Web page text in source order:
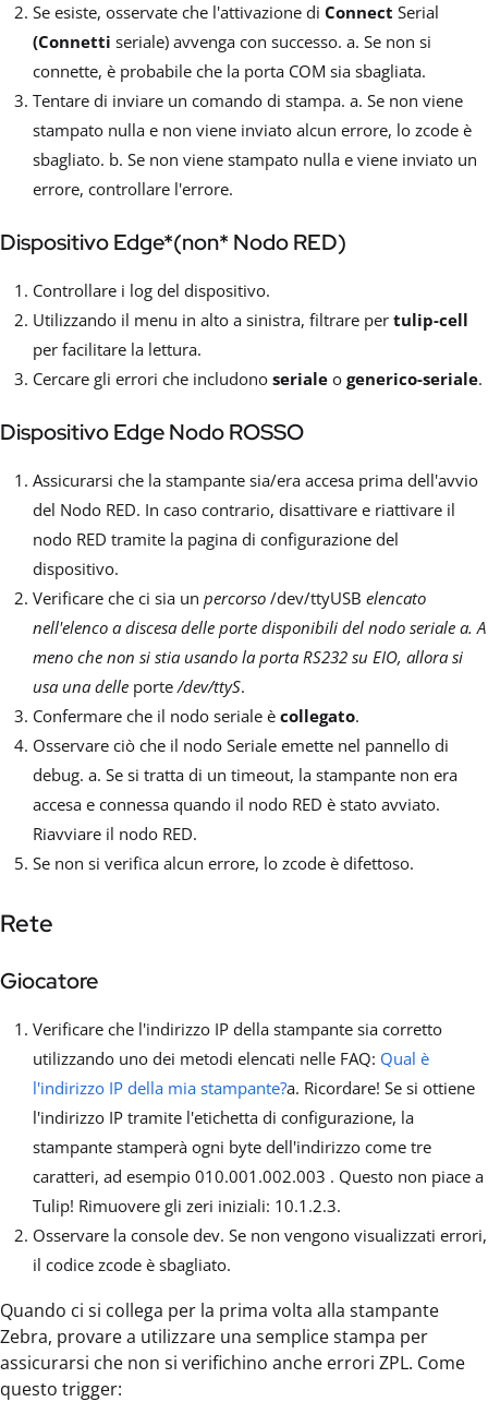
Se esiste, osservate che l'attivazione di Connect Serial
(Connetti seriale) avvenga con successo. a. Se non si
connette, è probabile che la porta COM sia sbagliata.
Tentare di inviare un comando di stampa. a. Se non viene
stampato nulla e non viene inviato alcun errore, lo zcode è
sbagliato. b. Se non viene stampato nulla e viene inviato un
errore, controllare l'errore.
Dispositivo Edge*(non* Nodo RED)
Controllare i log del dispositivo.
Utilizzando il menu in alto a sinistra, filtrare per tulip-cell
per facilitare la lettura.
Cercare gli errori che includono seriale o generico-seriale.
Dispositivo Edge Nodo ROSSO
Assicurarsi che la stampante sia/era accesa prima dell'avvio
del Nodo RED. In caso contrario, disattivare e riattivare il
nodo RED tramite la pagina di configurazione del
dispositivo.
Verificare che ci sia un percorso /dev/ttyUSB elencato
nell'elenco a discesa delle porte disponibili del nodo seriale a. A
meno che non si stia usando la porta RS232 su EIO, allora si
usa una delle porte/dev/ttyS.
Confermare che il nodo seriale è collegato.
Osservare ciò che il nodo Seriale emette nel pannello di
debug. a. Se si tratta di un timeout, la stampante non era
accesa e connessa quando il nodo RED è stato avviato.
Riavviare il nodo RED.
Se non si verifica alcun errore, lo zcode è difettoso.
Rete
Giocatore
Verificare che l'indirizzo IP della stampante sia corretto
utilizzando uno dei metodi elencati nelle FAQ: Qual è
l'indirizzo IP della mia stampante?a. Ricordare! Se si ottiene
l'indirizzo IP tramite l'etichetta di configurazione, la
stampante stamperà ogni byte dell'indirizzo come tre
caratteri, ad esempio 010.001.002.003 . Questo non piace a
Tulip! Rimuovere gli zeri iniziali: 10.1.2.3.
Osservare la console dev. Se non vengono visualizzati errori,
il codice zcode è sbagliato.
Quando ci si collega per la prima volta alla stampante
Zebra, provare a utilizzare una semplice stampa per
assicurarsi che non si verifichino anche errori ZPL. Come
questo trigger: